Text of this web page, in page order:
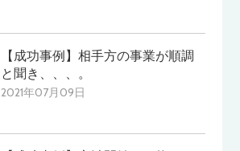
【成功事例】相手方の事業が順調
と聞き、、、。
2021年07月09日